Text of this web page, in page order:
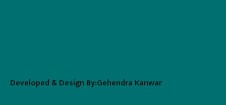
Developed & Design By:Gehendra Kanwar